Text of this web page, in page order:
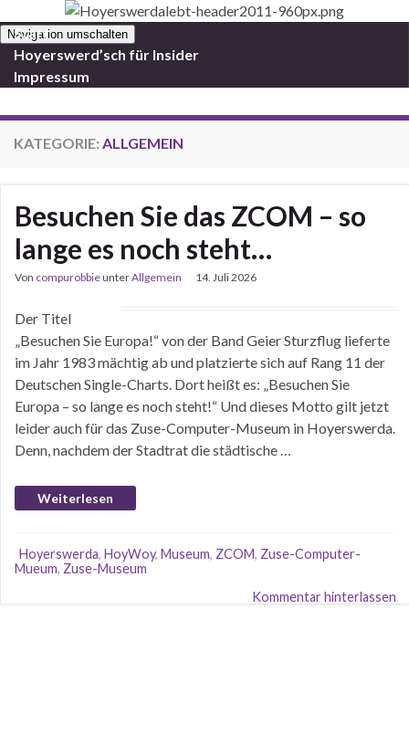
Navigation umschalten
Start
Hoyerswerd’sch für Insider
Impressum
KATEGORIE: ALLGEMEIN
Besuchen Sie das ZCOM – so
lange es noch steht…
Von compurobbieunterAllgemein 14. Juli 2026
Der Titel
„Besuchen Sie Europa!“ von der Band Geier Sturzflug lieferte
im Jahr 1983 mächtig ab und platzierte sich auf Rang 11 der
Deutschen Single-Charts. Dort heißt es: „Besuchen Sie
Europa – so lange es noch steht!“ Und dieses Motto gilt jetzt
leider auch für das Zuse-Computer-Museum in Hoyerswerda.
Denn, nachdem der Stadtrat die städtische …
Weiterlesen
Hoyerswerda, HoyWoy, Museum, ZCOM, Zuse-Computer-
Mueum, Zuse-Museum
Kommentar hinterlassen